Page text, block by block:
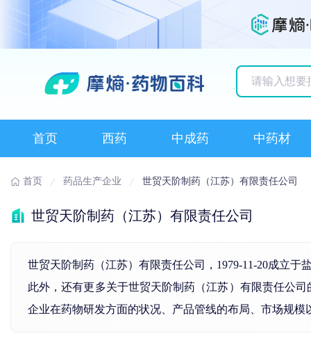
首页 西药 中成药 中药材
首页 药品生产企业 世贸天阶制药（江苏）有限责任公司
世贸天阶制药（江苏）有限责任公司
世贸天阶制药（江苏）有限责任公司，1979-11-20成立
此外，还有更多关于世贸天阶制药（江苏）有限责任公
企业在药物研发方面的状况、产品管线的布局、市场规模